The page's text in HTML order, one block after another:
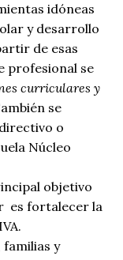
idóneas
y desarrollo
de esas
profesional se
curriculares y
se
o
Núcleo
objetivo
es fortalecer la
familias y